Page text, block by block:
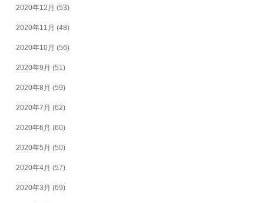
2020年12月 (53)
2020年11月 (48)
2020年10月 (56)
2020年9月 (51)
2020年8月 (59)
2020年7月 (62)
2020年6月 (60)
2020年5月 (50)
2020年4月 (57)
2020年3月 (69)